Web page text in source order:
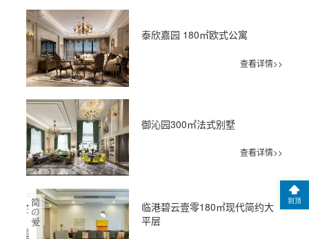
泰欣嘉园 180㎡欧式公寓
查看详情>>
御沁园300㎡法式别墅
查看详情>>
临港碧云壹零180㎡现代简约大
平层
到顶